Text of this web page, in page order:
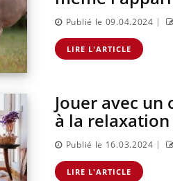
Publié le 09.04.2024 |
LIRE L'ARTICLE
Jouer avec
à la relaxation
Publié le 16.03.2024 |
LIRE L'ARTICLE